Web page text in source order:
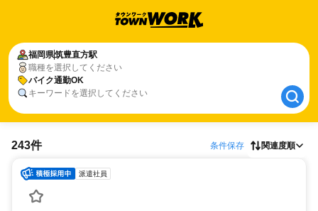
福岡県筑豊直方駅
職種を選択してください
バイク通勤OK
キーワードを選択してください
福岡県筑豊直方駅
バイク通勤OK
243件 条件保存 関連度順
派遣社員